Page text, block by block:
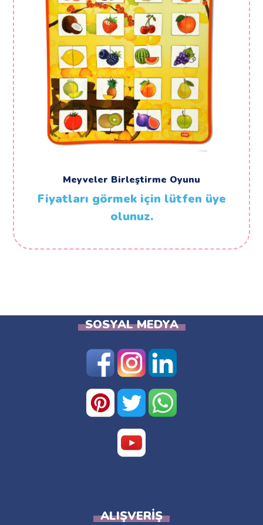
Meyveler Birleştirme Oyunu
Fiyatları görmek için lütfen üye
olunuz.
SOSYAL MEDYA
ALIŞVERIŞ